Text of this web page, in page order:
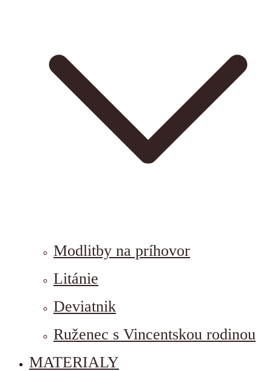
Modlitby na príhovor
Litánie
Deviatnik
Ruženec s Vincentskou rodinou
MATERIALY